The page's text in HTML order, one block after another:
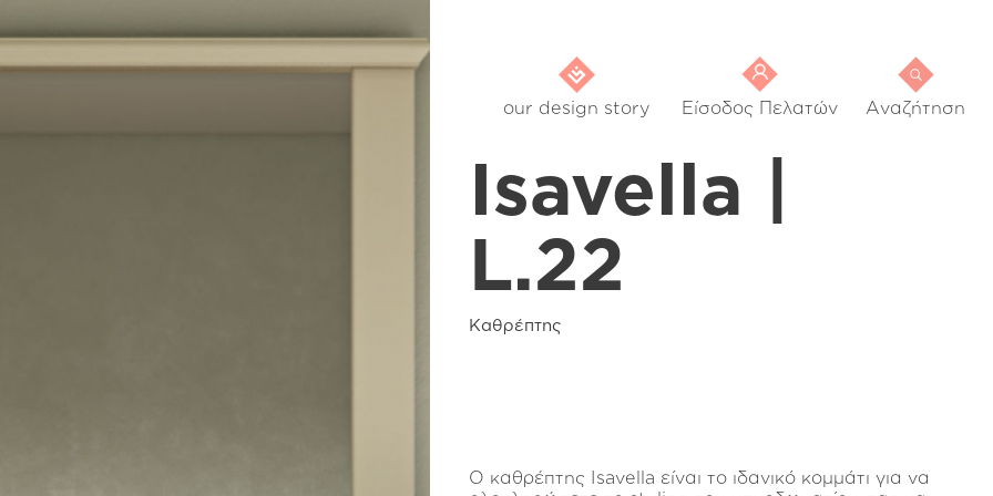
our design story Είσοδος Πελατών Αναζήτηση
Isavella |
L.22
Καθρέπτης
Ο καθρέπτης Isavella είναι το ιδανικό κομμάτι για να